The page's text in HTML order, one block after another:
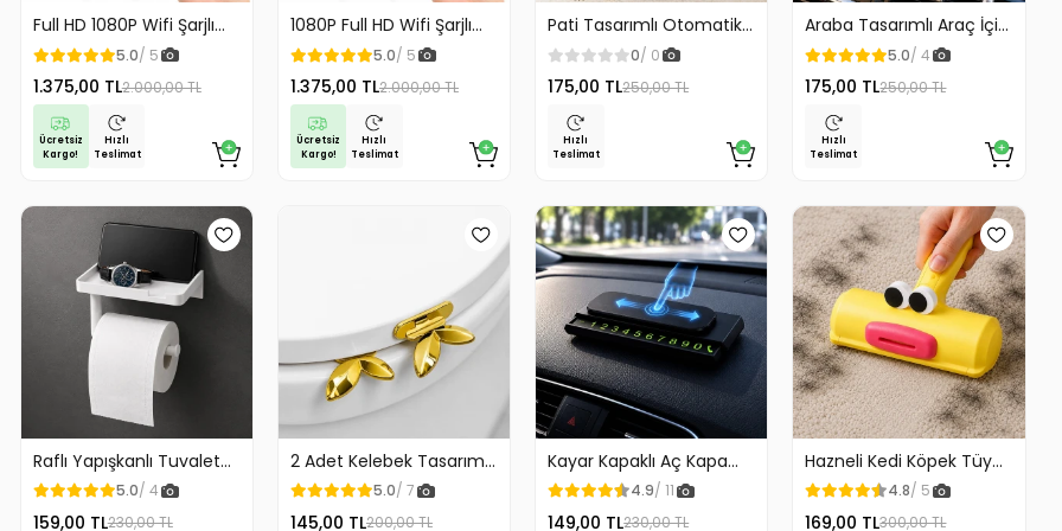
Full HD 1080P Wifi Şarjlı
Mini Güvenlik Kamerası
Geniş Açılı Balık Gözü
Maksimum Görüntü
Kalitesi
5.0/ 5
1.375,00 TL2.000,00 TL
Ücretsiz
Kargo!
Hızlı
Teslimat
1080P Full HD Wifi Şarjlı
Mini Güvenlik Kamerası
Geniş Açılı Balık Gözü
Maksimum Görüntü
Kalitesi
5.0/ 5
1.375,00 TL2.000,00 TL
Ücretsiz
Kargo!
Hızlı
Teslimat
Pati Tasarımlı Otomatik
Temizlenen Evcil Hayvan
Fırçası
0/ 0
175,00 TL250,00 TL
Hızlı
Teslimat
Araba Tasarımlı Araç İçi
Telefon Tutucu 360
Dönebilen Ayarlı
5.0/ 4
175,00 TL250,00 TL
Hızlı
Teslimat
Raflı Yapışkanlı Tuvalet
Kağıdı Askılığı
5.0/ 4
159,00 TL230,00 TL
2 Adet Kelebek Tasarım
Klozet Kaldırma Aparatı
Gold Renk
5.0/ 7
145,00 TL200,00 TL
Kayar Kapaklı Aç Kapa
Araç Torpido Üstü
Fosforlu Numaratör Park
Numaratörü
4.9/ 11
149,00 TL230,00 TL
Hazneli Kedi Köpek Tüy
Temizleyici Kıl Toplayıcı
Ördek Tasarımlı
4.8/ 5
169,00 TL300,00 TL